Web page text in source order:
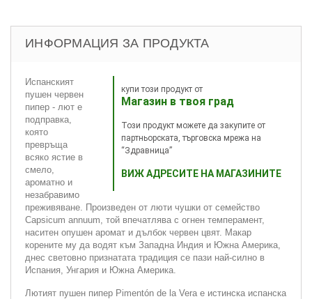
ИНФОРМАЦИЯ ЗА ПРОДУКТА
купи този продукт от
Магазин в твоя град
Този продукт можете да закупите от
партньорската, търговска мрежа на
“Здравница”
ВИЖ АДРЕСИТЕ НА МАГАЗИНИТЕ
Испанският
пушен червен
пипер - лют е
подправка,
която
превръща
всяко ястие в
смело,
ароматно и
незабравимо
преживяване. Произведен от люти чушки от семейство
Capsicum annuum, той впечатлява с огнен темперамент,
наситен опушен аромат и дълбок червен цвят. Макар
корените му да водят към Западна Индия и Южна Америка,
днес световно признатата традиция се пази най-силно в
Испания, Унгария и Южна Америка.
Лютият пушен пипер Pimentón de la Vera е истинска испанска